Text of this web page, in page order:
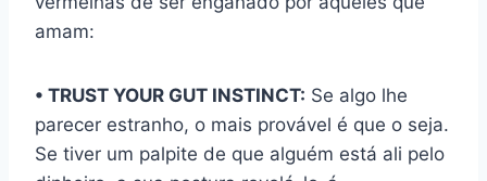
amam:
• TRUST YOUR GUT INSTINCT: Se algo lhe
parecer estranho, o mais provável é que o seja.
Se tiver um palpite de que alguém está ali pelo